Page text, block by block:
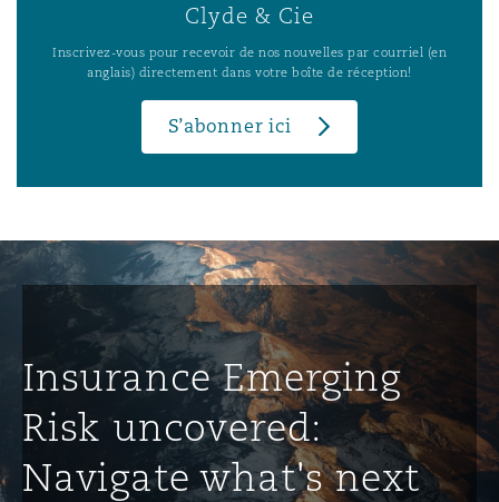
Clyde & Cie
Inscrivez-vous pour recevoir de nos nouvelles par courriel (en
anglais) directement dans votre boîte de réception!
S’abonner ici
Insurance Emerging
Risk uncovered:
Navigate what's next